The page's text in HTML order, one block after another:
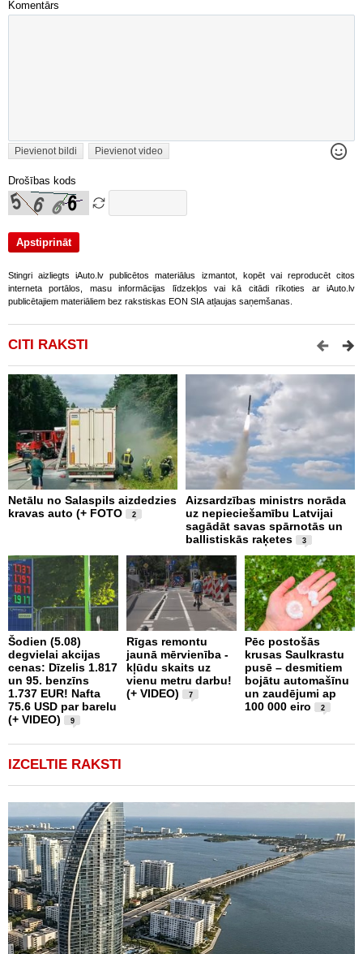
Komentārs
Pievienot bildi Pievienot video
Drošības kods
Stingri aizliegts iAuto.lv publicētos materiālus izmantot, kopēt vai reproducēt citos
interneta portālos, masu informācijas līdzekļos vai kā citādi rīkoties ar iAuto.lv
publicētajiem materiāliem bez rakstiskas EON SIA atļaujas saņemšanas.
CITI RAKSTI
Netālu no Salaspils aizdedzies
kravas auto (+ FOTO
2
Aizsardzības ministrs norāda
uz nepieciešamību Latvijai
sagādāt savas spārnotās un
ballistiskās raķetes
3
Šodien (5.08)
degvielai akcijas
cenas: Dīzelis 1.817
un 95. benzīns
1.737 EUR! Nafta
75.6 USD par barelu
(+ VIDEO)
9
Rīgas remontu
jaunā mērvienība -
kļūdu skaits uz
vienu metru darbu!
(+ VIDEO)
7
Pēc postošās
krusas Saulkrastu
pusē – desmitiem
bojātu automašīnu
un zaudējumi ap
100 000 eiro
2
IZCELTIE RAKSTI